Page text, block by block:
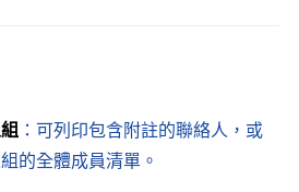
：可列印包含附註的聯絡人，或
的全體成員清單。